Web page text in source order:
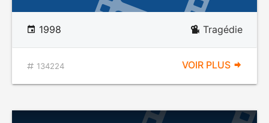
1998 Tragédie
134224 VOIR PLUS